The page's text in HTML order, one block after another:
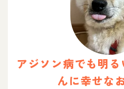
アジソン病でも明
んに幸せな